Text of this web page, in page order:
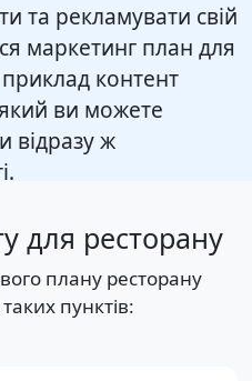
та рекламувати свій
маркетинг план для
контент
ви можете
відразу ж
для ресторану
плану ресторану
пунктів: